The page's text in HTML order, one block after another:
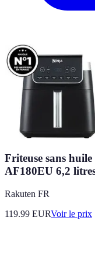
Friteuse sans
AF180EU 6,2
Rakuten FR
119.99 EURVoir le prix